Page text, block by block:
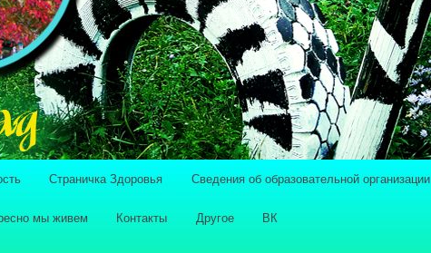
Страничка Здоровья Сведения об образовательной организации
мы живем Контакты Другое ВК